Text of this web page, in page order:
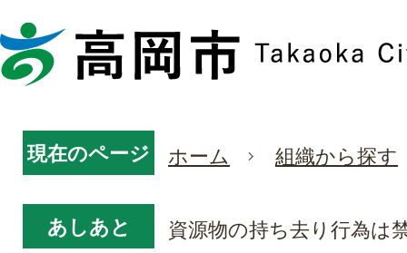
現在のページ ホーム 組織から探す
あしあと 資源物の持ち去り行為は